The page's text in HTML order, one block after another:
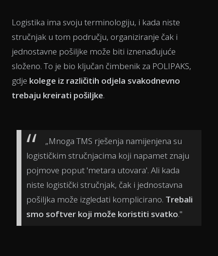
Logistika ima svoju terminologiju, i kada niste
stručnjak u tom području, organiziranje čak i
jednostavne pošiljke može biti iznenađujuće
složeno. To je bio ključan čimbenik za POLIPAKS,
gdje kolege iz različitih odjela svakodnevno
trebaju kreirati pošiljke.
„Mnoga TMS rješenja namijenjena su
logističkim stručnjacima koji napamet znaju
pojmove poput 'metara utovara'. Ali kada
niste logistički stručnjak, čak i jednostavna
pošiljka može izgledati komplicirano. Trebali
smo softver koji može koristiti svatko."